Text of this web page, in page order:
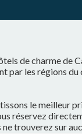
de charme de
par les régions
le meilleur
réservez
trouverez sur